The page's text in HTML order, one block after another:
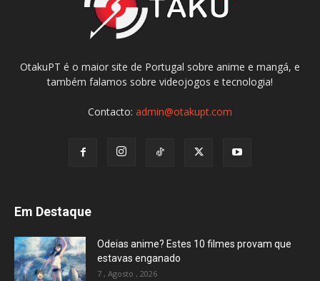
OtakuPT é o maior site de Portugal sobre anime e mangá, e
também falamos sobre videojogos e tecnologia!
Contacto: admin@otakupt.com
Em Destaque
Odeias anime? Estes 10 filmes provam que
estavas enganado
7 , Agosto , 2026